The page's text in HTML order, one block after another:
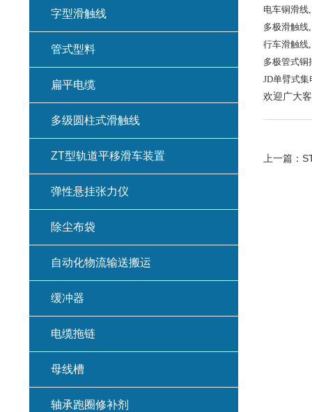
电车铜滑线,
多极滑触线,
行车滑触线,
多极管式铜
JD单臂式集
欢迎广大
上一篇：
字型滑触线
管式型料
扁平电缆
多级圆柱式滑触线
ZT型轨道平移滑车装置
弹性悬挂张力仪
除尘布袋
自动化物流输送搬运
缓冲器
电缆拖链
母线槽
轴承跑圈修补剂